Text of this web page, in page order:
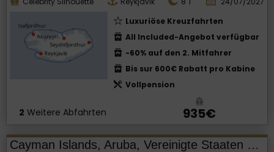
Luxuriöse Kreuzfahrten
All Included-Angebot verfügbar
-60% auf den 2. Mitfahrer
Bis sur 600€ Rabatt pro Kabine
Vollpension
2 Weitere Abfahrten 935€
Cayman Islands, Aruba, Vereinigte Staaten von Amerika